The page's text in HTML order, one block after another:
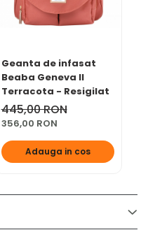
Geanta de infasat
Beaba Geneva II
Terracota - Resigilat
445,00 RON
356,00 RON
Adauga in cos